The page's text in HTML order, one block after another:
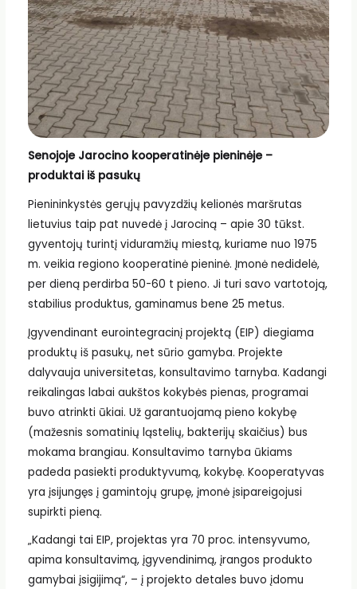
Senojoje Jarocino kooperatinėje pieninėje –
produktai iš pasukų
Pienininkystės gerųjų pavyzdžių kelionės maršrutas
lietuvius taip pat nuvedė į Jarociną – apie 30 tūkst.
gyventojų turintį viduramžių miestą, kuriame nuo 1975
m. veikia regiono kooperatinė pieninė. Įmonė nedidelė,
per dieną perdirba 50-60 t pieno. Ji turi savo vartotoją,
stabilius produktus, gaminamus bene 25 metus.
Įgyvendinant eurointegracinį projektą (EIP) diegiama
produktų iš pasukų, net sūrio gamyba. Projekte
dalyvauja universitetas, konsultavimo tarnyba. Kadangi
reikalingas labai aukštos kokybės pienas, programai
buvo atrinkti ūkiai. Už garantuojamą pieno kokybę
(mažesnis somatinių ląstelių, bakterijų skaičius) bus
mokama brangiau. Konsultavimo tarnyba ūkiams
padeda pasiekti produktyvumą, kokybę. Kooperatyvas
yra įsijungęs į gamintojų grupę, įmonė įsipareigojusi
supirkti pieną.
„Kadangi tai EIP, projektas yra 70 proc. intensyvumo,
apima konsultavimą, įgyvendinimą, įrangos produkto
gamybai įsigijimą“, – į projekto detales buvo įdomu